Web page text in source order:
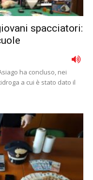
spacciatori:
ha concluso, nei
a cui è stato dato il